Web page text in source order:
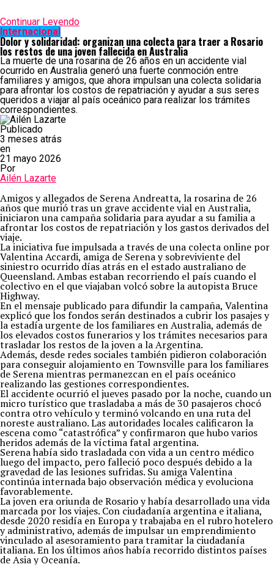
Continuar Leyendo
Internacional
Dolor y solidaridad: organizan una colecta para traer a Rosario
los restos de una joven fallecida en Australia
La muerte de una rosarina de 26 años en un accidente vial
ocurrido en Australia generó una fuerte conmoción entre
familiares y amigos, que ahora impulsan una colecta solidaria
para afrontar los costos de repatriación y ayudar a sus seres
queridos a viajar al país oceánico para realizar los trámites
correspondientes.
Publicado
3 meses atrás
en
21 mayo 2026
Por
Ailén Lazarte
Amigos y allegados de Serena Andreatta, la rosarina de 26
años que murió tras un grave accidente vial en Australia,
iniciaron una campaña solidaria para ayudar a su familia a
afrontar los costos de repatriación y los gastos derivados del
viaje.
La iniciativa fue impulsada a través de una colecta online por
Valentina Accardi, amiga de Serena y sobreviviente del
siniestro ocurrido días atrás en el estado australiano de
Queensland. Ambas estaban recorriendo el país cuando el
colectivo en el que viajaban volcó sobre la autopista Bruce
Highway.
En el mensaje publicado para difundir la campaña, Valentina
explicó que los fondos serán destinados a cubrir los pasajes y
la estadía urgente de los familiares en Australia, además de
los elevados costos funerarios y los trámites necesarios para
trasladar los restos de la joven a la Argentina.
Además, desde redes sociales también pidieron colaboración
para conseguir alojamiento en Townsville para los familiares
de Serena mientras permanezcan en el país oceánico
realizando las gestiones correspondientes.
El accidente ocurrió el jueves pasado por la noche, cuando un
micro turístico que trasladaba a más de 30 pasajeros chocó
contra otro vehículo y terminó volcando en una ruta del
noreste australiano. Las autoridades locales calificaron la
escena como “catastrófica” y confirmaron que hubo varios
heridos además de la víctima fatal argentina.
Serena había sido trasladada con vida a un centro médico
luego del impacto, pero falleció poco después debido a la
gravedad de las lesiones sufridas. Su amiga Valentina
continúa internada bajo observación médica y evoluciona
favorablemente.
La joven era oriunda de Rosario y había desarrollado una vida
marcada por los viajes. Con ciudadanía argentina e italiana,
desde 2020 residía en Europa y trabajaba en el rubro hotelero
y administrativo, además de impulsar un emprendimiento
vinculado al asesoramiento para tramitar la ciudadanía
italiana. En los últimos años había recorrido distintos países
de Asia y Oceanía.